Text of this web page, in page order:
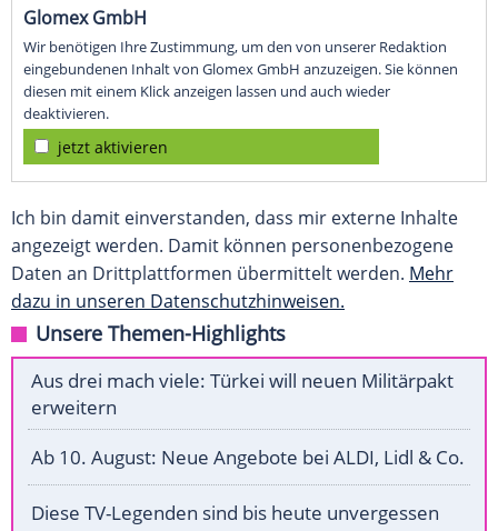
Glomex GmbH
Wir benötigen Ihre Zustimmung, um den von unserer Redaktion
eingebundenen Inhalt von Glomex GmbH anzuzeigen. Sie können
diesen mit einem Klick anzeigen lassen und auch wieder
deaktivieren.
jetzt aktivieren
Ich bin damit einverstanden, dass mir externe Inhalte
angezeigt werden. Damit können personenbezogene
Daten an Drittplattformen übermittelt werden. Mehr
dazu in unseren Datenschutzhinweisen.
Unsere Themen-Highlights
Aus drei mach viele: Türkei will neuen Militärpakt
erweitern
Ab 10. August: Neue Angebote bei ALDI, Lidl & Co.
Diese TV-Legenden sind bis heute unvergessen